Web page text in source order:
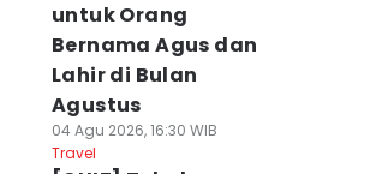
untuk Orang
Bernama Agus dan
Lahir di Bulan
Agustus
04 Agu 2026, 16:30 WIB
Travel